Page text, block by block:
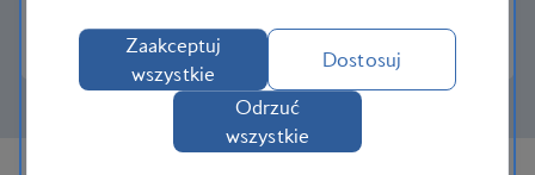
Więcej informacji o płatności częściowej
Zaakceptuj
wszystkie
Dostosuj
Odrzuć
wszystkie